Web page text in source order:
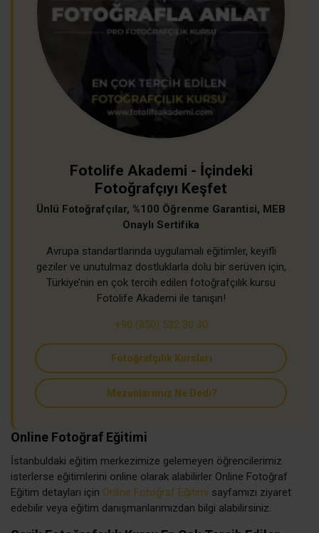
Fotolife Akademi - İçindeki
Fotoğrafçıyı Keşfet
Ünlü Fotoğrafçılar, %100 Öğrenme Garantisi, MEB
Onaylı Sertifika
Avrupa standartlarında uygulamalı eğitimler, keyifli
geziler ve unutulmaz dostluklarla dolu bir serüven için,
Türkiye’nin en çok tercih edilen fotoğrafçılık kursu
Fotolife Akademi ile tanışın!
+90 (850) 532 30 30
Fotoğrafçılık Kursları
Mezunlarımız Ne Dedi?
Online Fotoğraf Eğitimi
İstanbuldaki eğitim merkezimize gelemeyen öğrencilerimiz
isterlerse eğitimlerini online olarak alabilirler Online Fotoğraf
Eğitim detayları için Online Fotoğraf Eğitimi sayfamızı ziyaret
edebilir veya eğitim danışmanlarımızdan bilgi alabilirsiniz.